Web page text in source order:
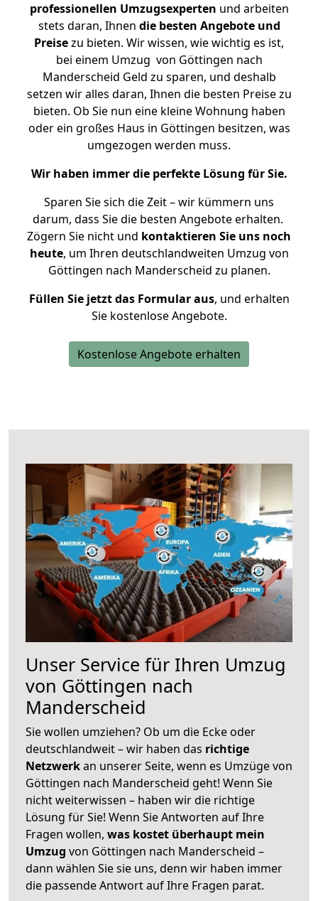
professionellen Umzugsexperten und arbeiten
stets daran, Ihnen die besten Angebote und
Preisezu bieten. Wir wissen, wie wichtig es ist,
bei einem Umzug von Göttingen nach
Manderscheid Geld zu sparen, und deshalb
setzen wir alles daran, Ihnen die besten Preise zu
bieten. Ob Sie nun eine kleine Wohnung haben
oder ein großes Haus in Göttingen besitzen, was
umgezogen werden muss.
Wir haben immer die perfekte Lösung für Sie.
Sparen Sie sich die Zeit – wir kümmern uns
darum, dass Sie die besten Angebote erhalten.
Zögern Sie nicht und kontaktieren Sie uns noch
heute, um Ihren deutschlandweiten Umzug von
Göttingen nach Manderscheid zu planen.
Füllen Sie jetzt das Formular aus, und erhalten
Sie kostenlose Angebote.
Kostenlose Angebote erhalten
Unser Service für Ihren Umzug
von Göttingen nach
Manderscheid
Sie wollen umziehen? Ob um die Ecke oder
deutschlandweit – wir haben das richtige
Netzwerkan unserer Seite, wenn es Umzüge von
Göttingen nach Manderscheid geht! Wenn Sie
nicht weiterwissen – haben wir die richtige
Lösung für Sie! Wenn Sie Antworten auf Ihre
Fragen wollen, was kostet überhaupt mein
Umzug von Göttingen nach Manderscheid –
dann wählen Sie sie uns, denn wir haben immer
die passende Antwort auf Ihre Fragen parat.